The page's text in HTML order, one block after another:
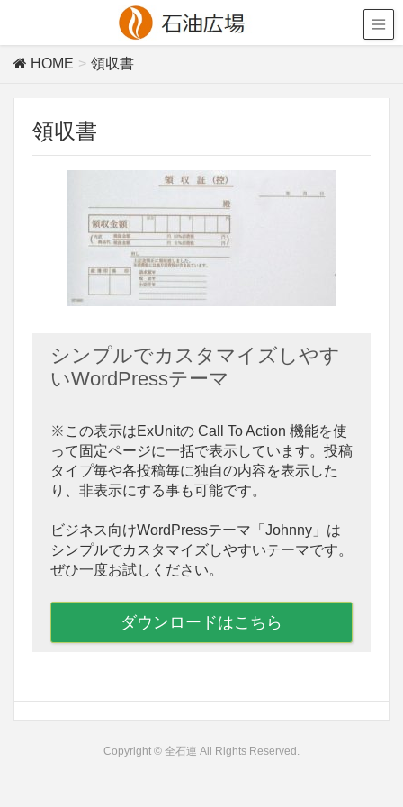
HOME 領収書
領収書
シンプルでカスタマイズしやす
いWordPressテーマ
※この表示はExUnitの Call To Action 機能を使
って固定ページに一括で表示しています。投稿
タイプ毎や各投稿毎に独自の内容を表示した
り、非表示にする事も可能です。
ビジネス向けWordPressテーマ「Johnny」は
シンプルでカスタマイズしやすいテーマです。
ぜひ一度お試しください。
ダウンロードはこちら
Copyright © 全石連 All Rights Reserved.